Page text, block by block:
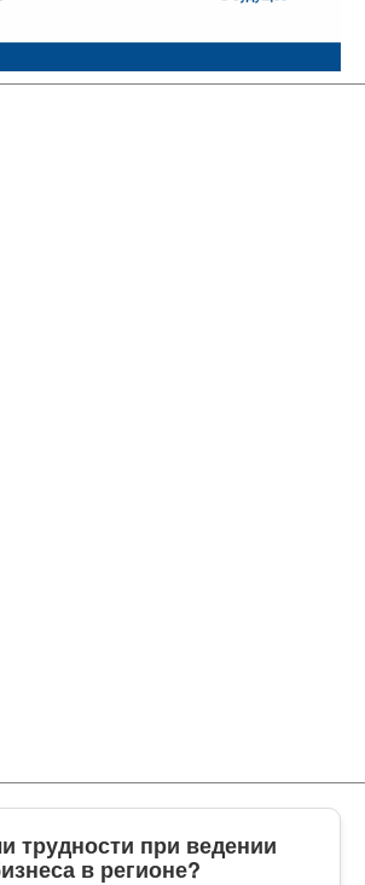
трудности при ведении
в регионе?